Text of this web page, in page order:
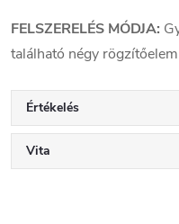
FELSZERELÉS MÓDJA:
található négy
Értékelés
Vita